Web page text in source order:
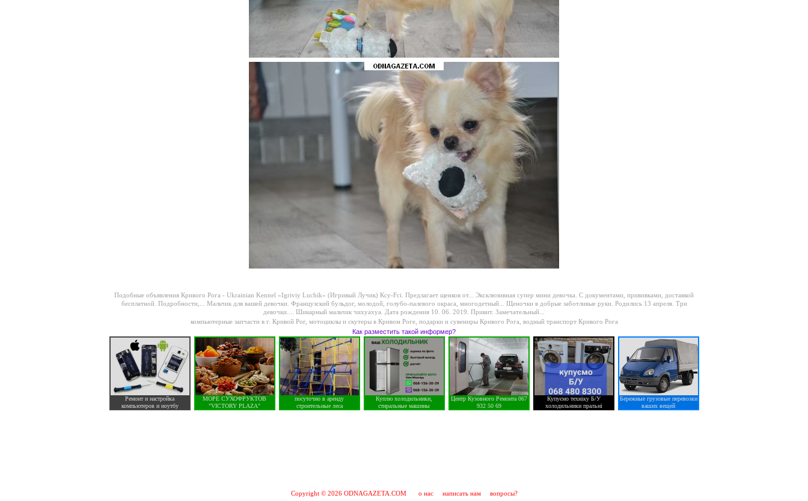
Подобные объявления Кривого Рога - Ukrainian Kennel «Igriviy Luchik» (Игривый Лучик) Ксу-Fci. Предлагает щенков от... Эксклюзивная супер мини девочка. С документами, прививками, доставкой
бесплатной. Подробности,... Мальчик для вашей девочки. Французский бульдог, молодой, голубо-палевого окраса, многодетный... Щеночки в добрые заботливые руки. Родились 13 апреля. Три
девочки.... Шикарный мальчик чихуахуа. Дата рождения 10. 06. 2019. Привит. Замечательный...
компьютерные запчасти в г. Кривой Рог, мотоциклы и скутеры в Кривом Роге, подарки и сувениры Кривого Рога водный транспорт Кривого Рога
Как разместить такой информер?
Ремонт и настройка
компьютеров и ноутбу
МОРЕ СУХОФРУКТОВ
"VICTORY PLAZA"
посуточно в аренду
строительные леса
Куплю холодильники,
стиральные машины
Центр Кузовного Ремонта 067
932 50 69
Купуємо техніку Б/У
холодильники пральні
Бережные грузовые перевозки
ваших вещей
Copyright © 2026 ODNAGAZETA.COM о нас написать нам вопросы?